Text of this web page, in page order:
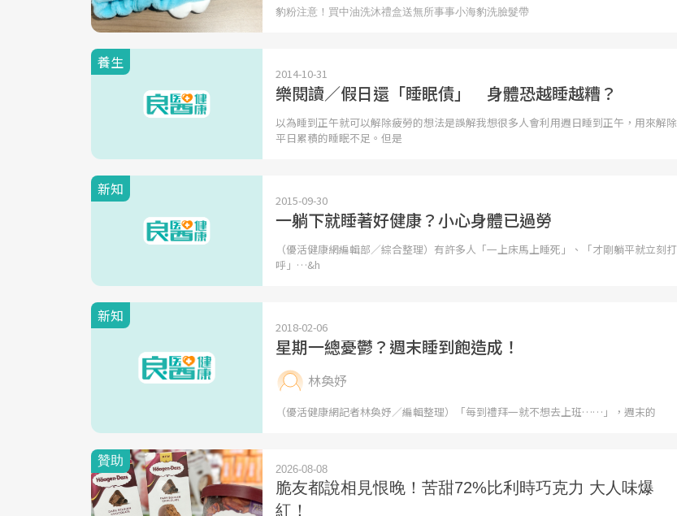
養生
2014-10-31
樂閱讀／假日還「睡眠債」 身體恐越睡越糟？
以為睡到正午就可以解除疲勞的想法是誤解我想很多人會利用週日睡到正午，用來解除
平日累積的睡眠不足。但是
新知
2015-09-30
一躺下就睡著好健康？小心身體已過勞
（優活健康網編輯部／綜合整理）有許多人「一上床馬上睡死」、「才剛躺平就立刻打
呼」…&h
新知
2018-02-06
星期一總憂鬱？週末睡到飽造成！
林奐妤
（優活健康網記者林奐妤／編輯整理）「每到禮拜一就不想去上班……」，週末的